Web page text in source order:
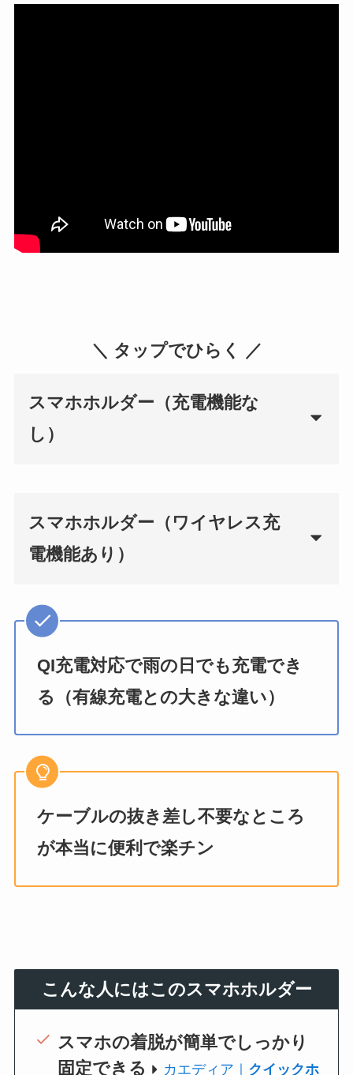
＼ タップでひらく ／
スマホホルダー（充電機能な
し）
スマホホルダー（ワイヤレス充
電機能あり）
QI充電対応で雨の日でも充電でき
る（有線充電との大きな違い）
ケーブルの抜き差し不要なところ
が本当に便利で楽チン
こんな人にはこのスマホホルダー
スマホの着脱が簡単でしっかり
固定できる
カエディア｜ クイックホ